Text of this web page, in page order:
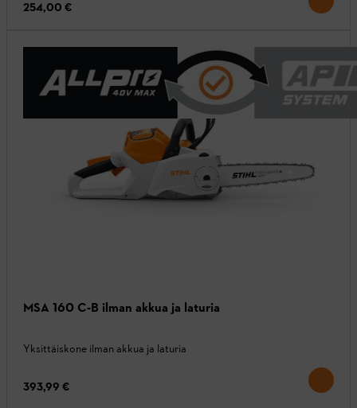
254,00 €
MSA 160 C-B ilman akkua ja laturia
Yksittäiskone ilman akkua ja laturia
393,99 €